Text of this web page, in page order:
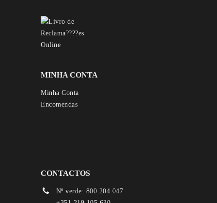
MINHA CONTA
Minha Conta
Encomendas
CONTACTOS
Nº verde: 800 204 047